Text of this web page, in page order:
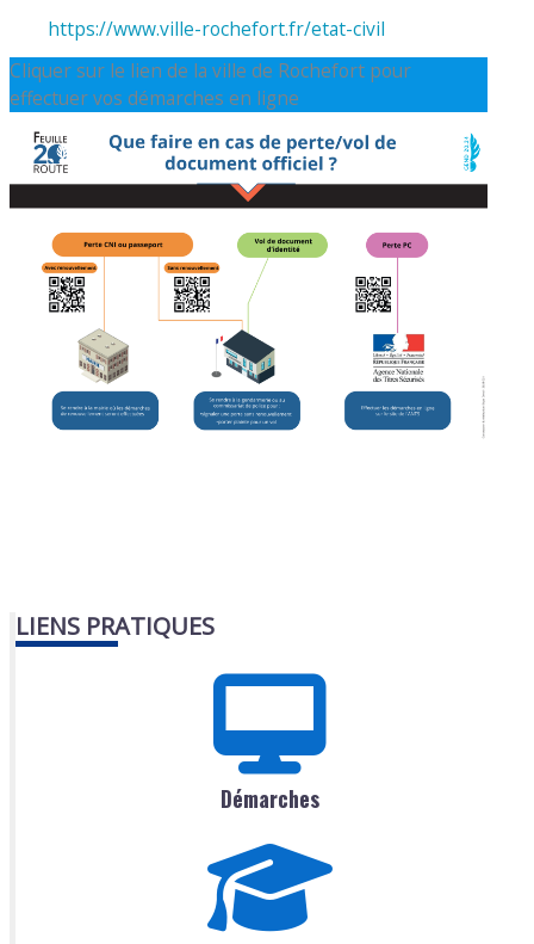
https://www.ville-rochefort.fr/etat-civil
Cliquer sur le lien de la ville de Rochefort pour
effectuer vos démarches en ligne
LIENS PRATIQUES
Démarches